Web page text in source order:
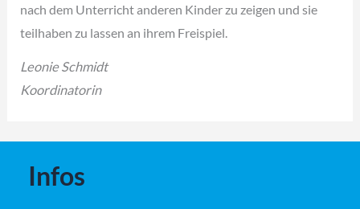
nach dem Unterricht anderen Kinder zu zeigen und sie
teilhaben zu lassen an ihrem Freispiel.
Leonie Schmidt
Koordinatorin
Infos